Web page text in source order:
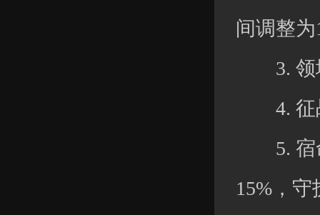
间调整
3. 领
4. 征战
5. 宿命
15%，